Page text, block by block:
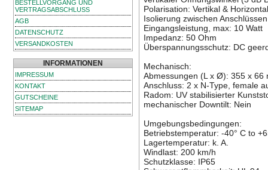
BESTELLVORGANG UND
VERTRAGSABSCHLUSS
AGB
DATENSCHUTZ
VERSANDKOSTEN
INFORMATIONEN
IMPRESSUM
KONTAKT
GUTSCHEINE
SITEMAP
Polarisation: Vertikal & Horizontal
Isolierung zwischen
Eingangsleistung, max: 10 Watt
Impedanz: 50 Ohm
Überspannungsschutz: DC
Mechanisch:
Abmessungen (L x Ø): 355 x 66
Anschluss: 2 x N-Type, female
Radom: UV stabilisierter
mechanischer Downtilt: Nein
Umgebungsbedingungen:
Betriebstemperatur: -40° C to
Lagertemperatur: k. A.
Windlast: 200 km/h
Schutzklasse: IP65